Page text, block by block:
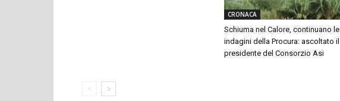
CRONACA
Schiuma nel Calore, continuano le
indagini della Procura: ascoltato il
presidente del Consorzio Asi